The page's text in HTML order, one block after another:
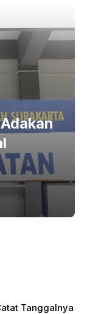
Tanggalnya